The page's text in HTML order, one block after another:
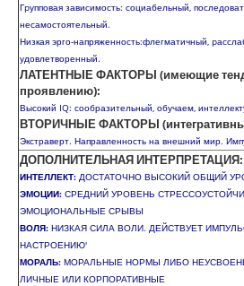
Гpупповая зависимость: социабельный,
несамостоятельный.
Низкая эрго-напряженность:флегматичный,
удовлетворенный.
ЛАТЕНТНЫЕ ФАКТОРЫ (имеющие
проявлению):
Высокий IQ: сообразительный, обучаем,
ВТОРИЧНЫЕ ФАКТОРЫ
Экстраверт. Направленность на внешний мир.
ДОПОЛНИТЕЛЬНАЯ ИНТЕРПРЕТАЦИЯ:
ИНТЕЛЛЕКТ: ДОСТАТОЧНО ВЫСОКИЙ ОБЩИЙ
ЭМОЦИИ: СРЕДНИЙ УРОВЕНЬ
ЭМОЦИОНАЛЬНЫЕ СРЫВЫ
ВОЛЯ: НИЗКАЯ СИЛА ВОЛИ. ДЕЙСТВУЕТ
НАСТРОЕНИЮ'
МОРАЛЬ: МОРАЛЬНЫЕ НОРМЫ ЛИБО
ЛИЧНЫЕ ИЛИ КОРПОРАТИВНЫЕ